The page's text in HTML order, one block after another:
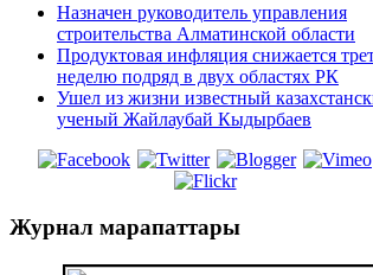
Назначен руководитель управления
строительства Алматинской области
Продуктовая инфляция снижается
неделю подряд в двух областях РК
Ушел из жизни известный
ученый Жайлаубай Кыдырбаев
Журнал марапаттары